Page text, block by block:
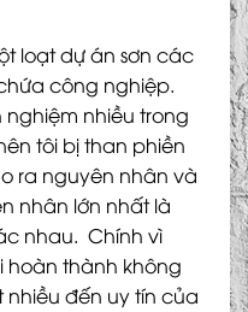
loạt dự án sơn các
công nghiệp.
nghiệm nhiều trong
tôi bị than phiền
ra nguyên nhân và
nhân lớn nhất là
nhau. Chính vì
hoàn thành không
đến uy tín của